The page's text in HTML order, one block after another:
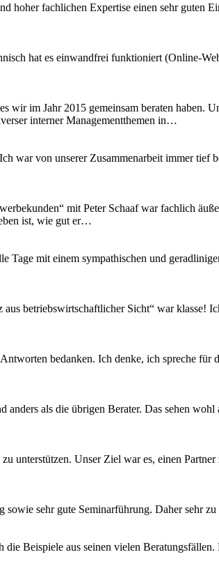
fachlichen Expertise einen sehr guten
hat es einwandfrei funktioniert (Online-
im Jahr 2015 gemeinsam beraten haben.
interner Managementthemen in…
von unserer Zusammenarbeit immer tief
mit Peter Schaaf war fachlich
ist, wie gut er…
mit einem sympathischen und
betriebswirtschaftlicher Sicht“ war klasse!
bedanken. Ich denke, ich spreche für
als die übrigen Berater. Das sehen wohl
unterstützen. Unser Ziel war es, einen
sehr gute Seminarführung. Daher sehr zu
Beispiele aus seinen vielen